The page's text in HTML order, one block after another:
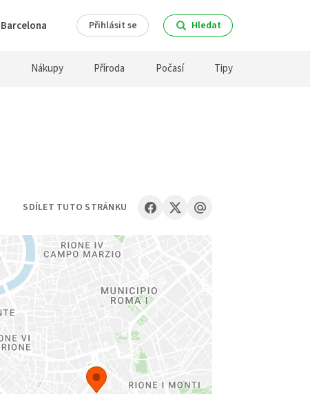
Barcelona Přihlásit se Hledat
Nákupy Příroda Počasí Tipy
SDÍLET TUTO STRÁNKU